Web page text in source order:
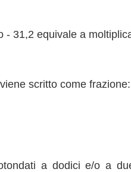
- 31,2 equivale a
scritto come frazione:
a dodici e/o a